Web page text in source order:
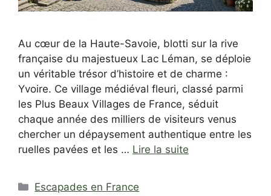
Au cœur de la Haute-Savoie, blotti sur la rive
française du majestueux Lac Léman, se déploie
un véritable trésor d’histoire et de charme :
Yvoire. Ce village médiéval fleuri, classé parmi
les Plus Beaux Villages de France, séduit
chaque année des milliers de visiteurs venus
chercher un dépaysement authentique entre les
ruelles pavées et les … Lire la suite
Catégories
Escapades en France